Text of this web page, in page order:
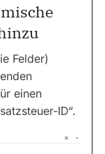
Felder)
einen
ID“.